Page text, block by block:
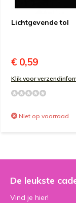
Lichtgevende tol
€ 0,59
Klik voor
Niet op voorraad
De leukste
Vind je hier!